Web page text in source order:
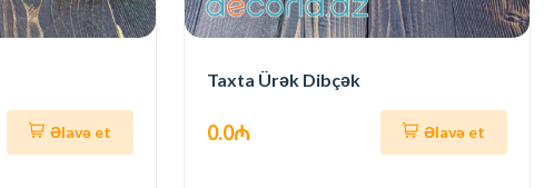
Əlavə et
Taxta Ürək Dibçək
0.0₼ Əlavə et